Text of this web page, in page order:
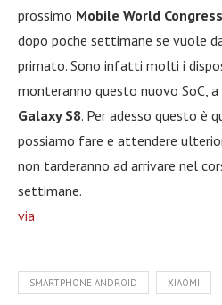
prossimo Mobile World
dopo poche settimane se vuole
primato. Sono infatti molti i
monteranno questo nuovo SoC,
Galaxy S8. Per adesso questo è
possiamo fare e attendere
non tarderanno ad arrivare nel
settimane.
via
SMARTPHONE ANDROID XIAOMI